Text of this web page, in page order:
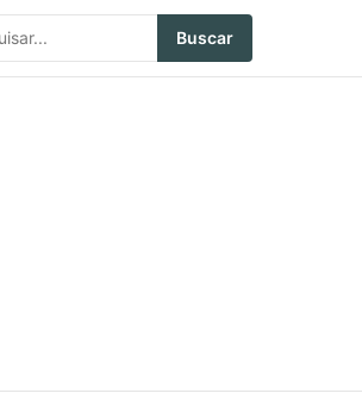
Buscar